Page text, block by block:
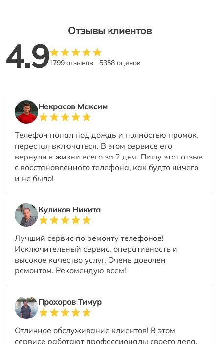
Отзывы клиентов
4.91799 отзывов 5358 оценок
Некрасов Максим
Телефон попал под дождь и полностью промок,
перестал включаться. В этом сервисе его
вернули к жизни всего за 2 дня. Пишу этот отзыв
с восстановленного телефона, как будто ничего
и не было!
Куликов Никита
Лучший сервис по ремонту телефонов!
Исключительный сервис, оперативность и
высокое качество услуг. Очень доволен
ремонтом. Рекомендую всем!
Прохоров Тимур
Отличное обслуживание клиентов! В этом
сервисе работают профессионалы своего дела.